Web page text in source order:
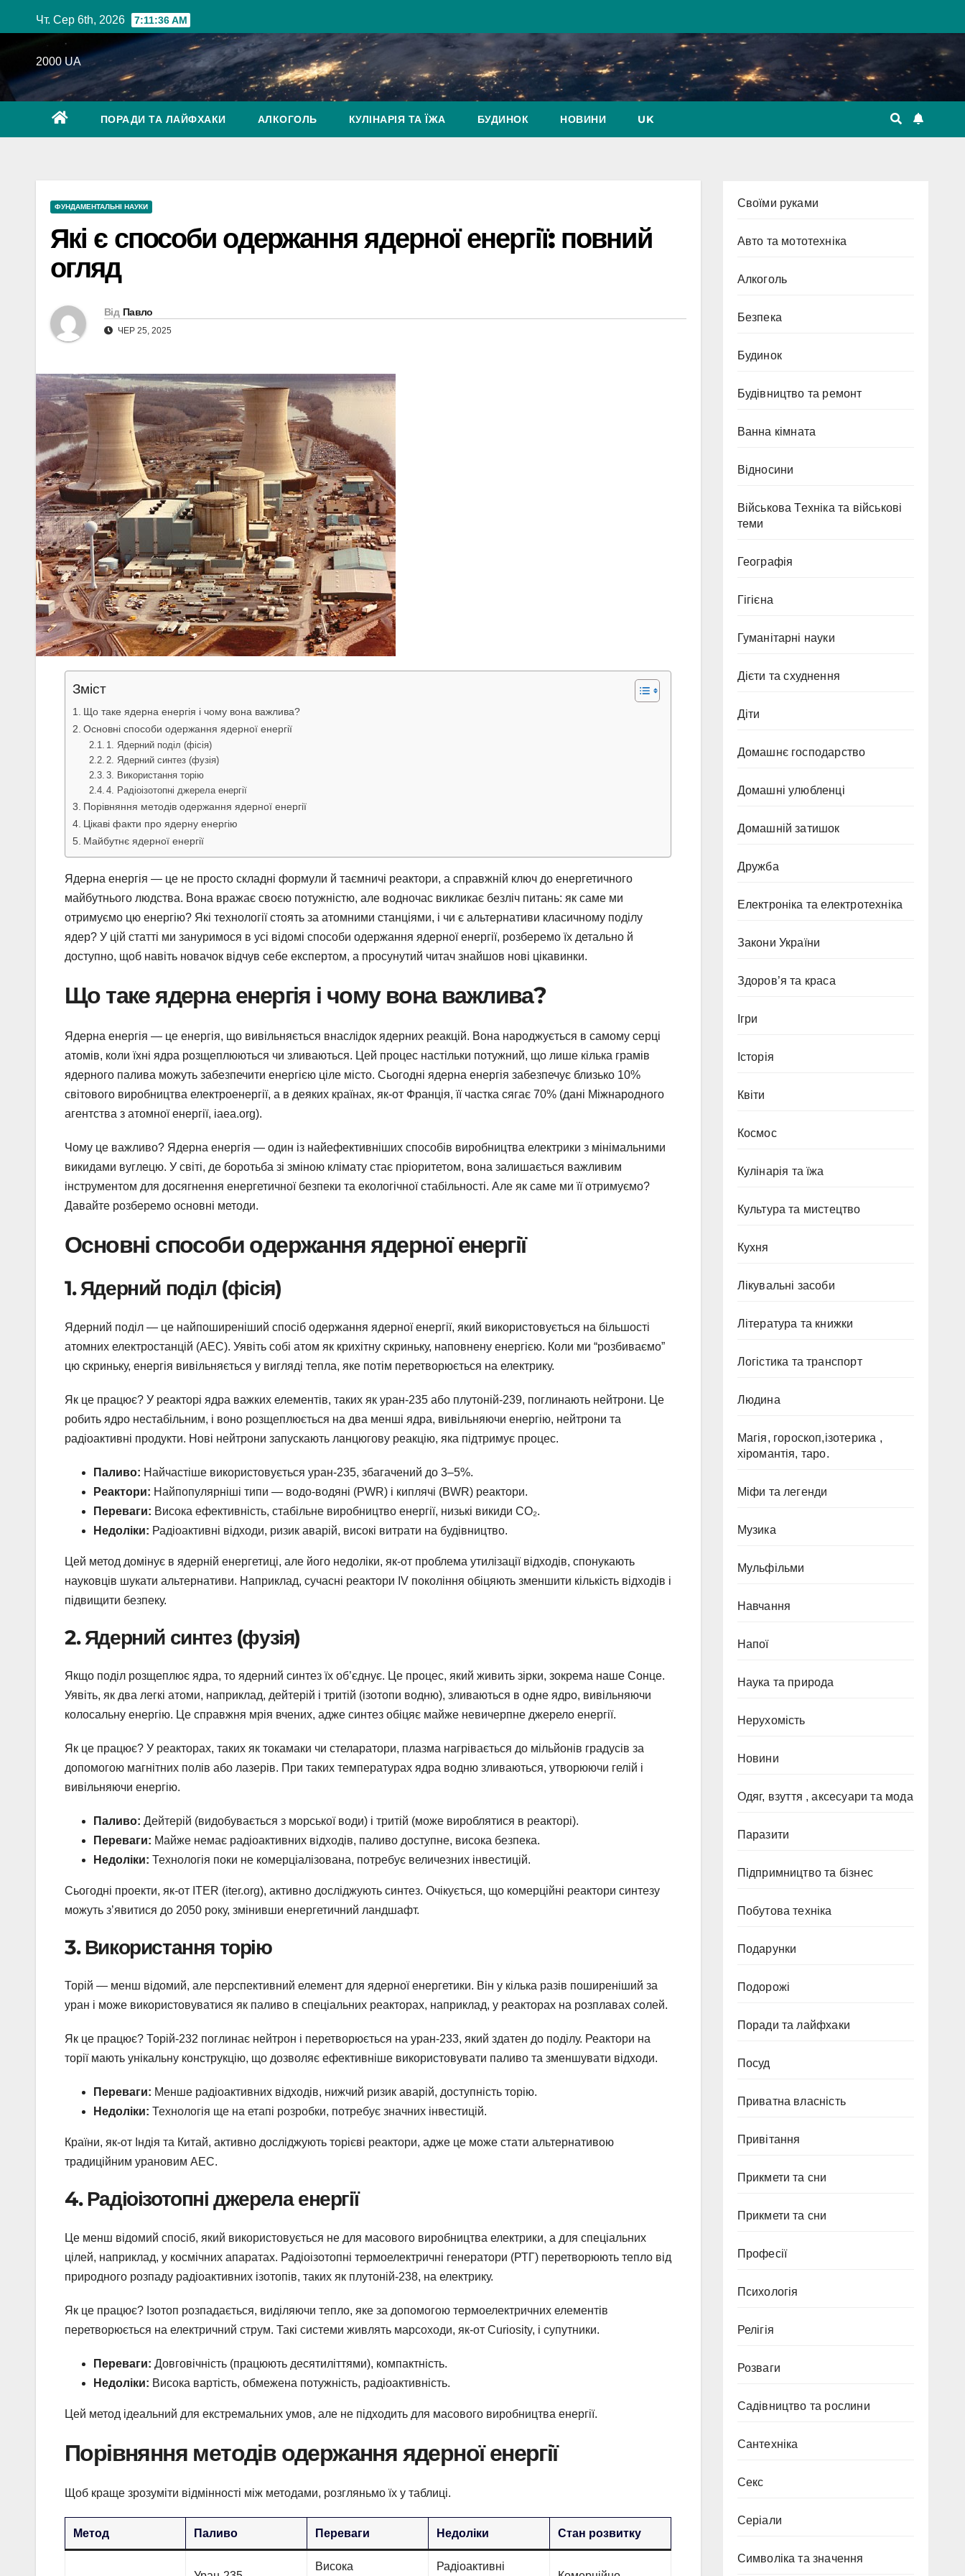
до
Чт. Сер 6th, 2026 7:11:37 AM
2000 UA
ПОРАДИ ТА ЛАЙФХАКИ АЛКОГОЛЬ КУЛІНАРІЯ ТА ЇЖА БУДИНОК НОВИНИ UK
ФУНДАМЕНТАЛЬНІ НАУКИ
Які є способи одержання ядерної енергії: повний
огляд
Від Павло
ЧЕР 25, 2025
Зміст
Що таке ядерна енергія і чому вона важлива?
Основні способи одержання ядерної енергії
1. Ядерний поділ (фісія)
2. Ядерний синтез (фузія)
3. Використання торію
4. Радіоізотопні джерела енергії
Порівняння методів одержання ядерної енергії
Цікаві факти про ядерну енергію
Майбутнє ядерної енергії
Ядерна енергія — це не просто складні формули й таємничі реактори, а справжній ключ до енергетичного
майбутнього людства. Вона вражає своєю потужністю, але водночас викликає безліч питань: як саме ми
отримуємо цю енергію? Які технології стоять за атомними станціями, і чи є альтернативи класичному поділу
ядер? У цій статті ми зануримося в усі відомі способи одержання ядерної енергії, розберемо їх детально й
доступно, щоб навіть новачок відчув себе експертом, а просунутий читач знайшов нові цікавинки.
Що таке ядерна енергія і чому вона важлива?
Ядерна енергія — це енергія, що вивільняється внаслідок ядерних реакцій. Вона народжується в самому серці
атомів, коли їхні ядра розщеплюються чи зливаються. Цей процес настільки потужний, що лише кілька грамів
ядерного палива можуть забезпечити енергією ціле місто. Сьогодні ядерна енергія забезпечує близько 10%
світового виробництва електроенергії, а в деяких країнах, як-от Франція, її частка сягає 70% (дані Міжнародного
агентства з атомної енергії, iaea.org).
Чому це важливо? Ядерна енергія — один із найефективніших способів виробництва електрики з мінімальними
викидами вуглецю. У світі, де боротьба зі зміною клімату стає пріоритетом, вона залишається важливим
інструментом для досягнення енергетичної безпеки та екологічної стабільності. Але як саме ми її отримуємо?
Давайте розберемо основні методи.
Основні способи одержання ядерної енергії
1. Ядерний поділ (фісія)
Ядерний поділ — це найпоширеніший спосіб одержання ядерної енергії, який використовується на більшості
атомних електростанцій (АЕС). Уявіть собі атом як крихітну скриньку, наповнену енергією. Коли ми “розбиваємо”
цю скриньку, енергія вивільняється у вигляді тепла, яке потім перетворюється на електрику.
Як це працює? У реакторі ядра важких елементів, таких як уран-235 або плутоній-239, поглинають нейтрони. Це
робить ядро нестабільним, і воно розщеплюється на два менші ядра, вивільняючи енергію, нейтрони та
радіоактивні продукти. Нові нейтрони запускають ланцюгову реакцію, яка підтримує процес.
Паливо: Найчастіше використовується уран-235, збагачений до 3–5%.
Реактори: Найпопулярніші типи — водо-водяні (PWR) і киплячі (BWR) реактори.
Переваги: Висока ефективність, стабільне виробництво енергії, низькі викиди CO₂.
Недоліки: Радіоактивні відходи, ризик аварій, високі витрати на будівництво.
Цей метод домінує в ядерній енергетиці, але його недоліки, як-от проблема утилізації відходів, спонукають
науковців шукати альтернативи. Наприклад, сучасні реактори IV покоління обіцяють зменшити кількість відходів і
підвищити безпеку.
2. Ядерний синтез (фузія)
Якщо поділ розщеплює ядра, то ядерний синтез їх об’єднує. Це процес, який живить зірки, зокрема наше Сонце.
Уявіть, як два легкі атоми, наприклад, дейтерій і тритій (ізотопи водню), зливаються в одне ядро, вивільняючи
колосальну енергію. Це справжня мрія вчених, адже синтез обіцяє майже невичерпне джерело енергії.
Як це працює? У реакторах, таких як токамаки чи стеларатори, плазма нагрівається до мільйонів градусів за
допомогою магнітних полів або лазерів. При таких температурах ядра водню зливаються, утворюючи гелій і
вивільняючи енергію.
Паливо: Дейтерій (видобувається з морської води) і тритій (може вироблятися в реакторі).
Переваги: Майже немає радіоактивних відходів, паливо доступне, висока безпека.
Недоліки: Технологія поки не комерціалізована, потребує величезних інвестицій.
Сьогодні проекти, як-от ITER (iter.org), активно досліджують синтез. Очікується, що комерційні реактори синтезу
можуть з’явитися до 2050 року, змінивши енергетичний ландшафт.
3. Використання торію
Торій — менш відомий, але перспективний елемент для ядерної енергетики. Він у кілька разів поширеніший за
уран і може використовуватися як паливо в спеціальних реакторах, наприклад, у реакторах на розплавах солей.
Як це працює? Торій-232 поглинає нейтрон і перетворюється на уран-233, який здатен до поділу. Реактори на
торії мають унікальну конструкцію, що дозволяє ефективніше використовувати паливо та зменшувати відходи.
Переваги: Менше радіоактивних відходів, нижчий ризик аварій, доступність торію.
Недоліки: Технологія ще на етапі розробки, потребує значних інвестицій.
Країни, як-от Індія та Китай, активно досліджують торієві реактори, адже це може стати альтернативою
традиційним урановим АЕС.
4. Радіоізотопні джерела енергії
Це менш відомий спосіб, який використовується не для масового виробництва електрики, а для спеціальних
цілей, наприклад, у космічних апаратах. Радіоізотопні термоелектричні генератори (РТГ) перетворюють тепло від
природного розпаду радіоактивних ізотопів, таких як плутоній-238, на електрику.
Як це працює? Ізотоп розпадається, виділяючи тепло, яке за допомогою термоелектричних елементів
перетворюється на електричний струм. Такі системи живлять марсоходи, як-от Curiosity, і супутники.
Переваги: Довговічність (працюють десятиліттями), компактність.
Недоліки: Висока вартість, обмежена потужність, радіоактивність.
Цей метод ідеальний для екстремальних умов, але не підходить для масового виробництва енергії.
Порівняння методів одержання ядерної енергії
Щоб краще зрозуміти відмінності між методами, розгляньмо їх у таблиці.
Метод Паливо Переваги Недоліки Стан розвитку
Висока Радіоактивні
Cвоїми руками
Авто та мототехніка
Алкоголь
Безпека
Будинок
Будівництво та ремонт
Ванна кімната
Відносини
Військова Техніка та військові
теми
Географія
Гігієна
Гуманітарні науки
Дієти та схуднення
Діти
Домашнє господарство
Домашні улюбленці
Домашній затишок
Дружба
Електроніка та електротехніка
Закони України
Здоров’я та краса
Ігри
Історія
Квіти
Космос
Кулінарія та їжа
Культура та мистецтво
Кухня
Лікувальні засоби
Література та книжки
Логістика та транспорт
Людина
Магія, гороскоп,ізотерика ,
хіромантія, таро.
Міфи та легенди
Музика
Мульфільми
Навчання
Напої
Наука та природа
Нерухомість
Новини
Одяг, взуття , аксесуари та мода
Паразити
Підпримництво та бізнес
Побутова техніка
Подарунки
Подорожі
Поради та лайфхаки
Посуд
Приватна власність
Привітання
Прикмети та сни
Прикмети та сни
Професії
Психологія
Релігія
Розваги
Садівництво та рослини
Сантехніка
Секс
Серіали
Символіка та значення